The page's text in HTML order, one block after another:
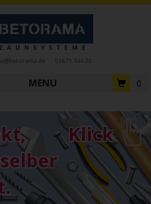
MENU 0
Pforten Zaunfelder
Antriebe
Zubehör
Klick